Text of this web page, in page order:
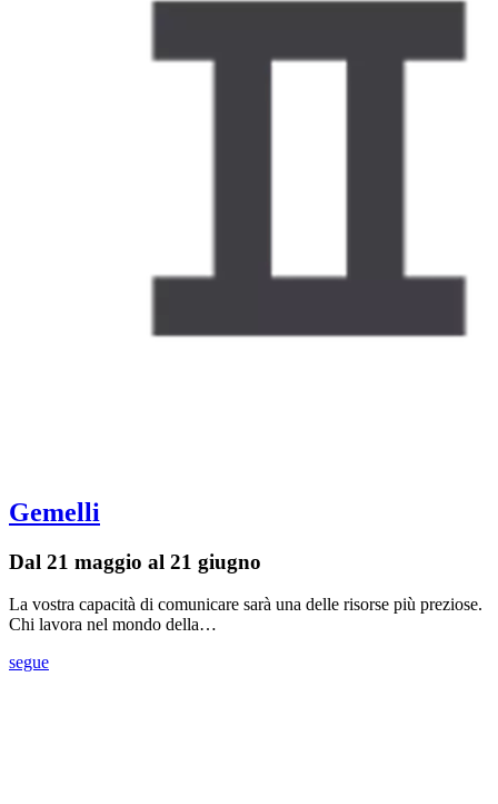
Gemelli
Dal 21 maggio al 21 giugno
La vostra capacità di comunicare sarà una delle risorse più preziose.
Chi lavora nel mondo della…
segue